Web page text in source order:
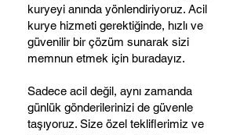
kuryeyi anında yönlendiriyoruz. Acil
kurye hizmeti gerektiğinde, hızlı ve
güvenilir bir çözüm sunarak sizi
memnun etmek için buradayız.
Sadece acil değil, aynı zamanda
günlük gönderilerinizi de güvenle
taşıyoruz. Size özel tekliflerimiz ve